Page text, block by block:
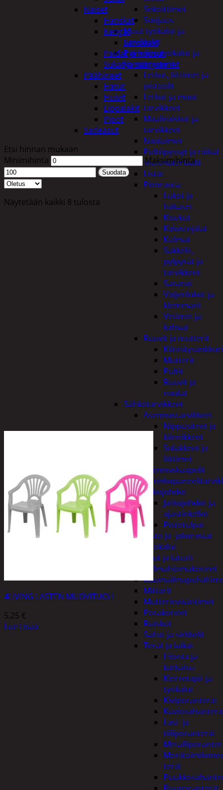
Sekoittimet
Suojaus
Muut työkalut ja
tarvikkeet
Paineilmatyökalut ja
kompressorit
Letkut, liittimet ja
pistoolit
Letkut ja muut
tarvikkeet
Maaliruiskut ja
tarvikkeet
Naulaimet
Pulttipyssyt ja räikät
Rakennusmateriaalit
Listat
Pienrauta
Lukot ja
hakaset
Koukut
Kalustejalat
Kulmat
Sakkelit,
pylpyrät ja
tarvikkeet
Saranat
Vaijerilukot ja
klemmarit
Vetimet ja
kahvat
Ruuvit ja mutterit
Mutterit
Pultit
Ruuvit ja
naulat
Sähkötarvikkeet
Asennustarvikkeet
Nippusiteet ja
kiinnikkeet
Sulakkeet ja
liittimet
Asennuskaapelit
Jatkojohdot
Jatkojohdot ja
ajastinkellot
Pistotulpat
Pisto ja -jakorasiat
Sähkötyökalut
Akut ja laturit
Kulmahiomakoneet
Mittarit
Mutterinvääntimet
Porakoneet
Ruiskut
Sahat ja sirkkelit
Terät ja laikat
Hionta ja
katkaisu
Kierretapit ja
työkalut
Kiviporanterät
Kuviosahanterä
Lasi- ja
tiiliporanterät
terät
Naiset
Hanskat
Kengät
Sandaalit
Paidat ja housut
Sukat ja säärystimet
Päähineet
Hatut
Huivit
Lippalakit
Pipot
Sadeasut
Etsi hinnan mukaan
Minimihinta
Maksimihinta
Suodata
Näytetään kaikki 8 tulosta
4LIVING LASTEN MUOVITUOLI
5,25 €
Lue Lisää